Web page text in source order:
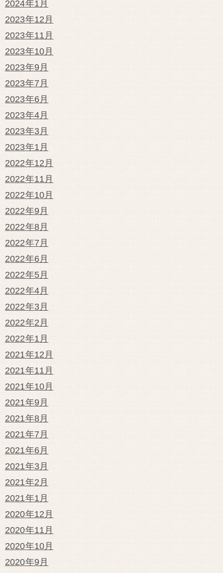
2024年1月
2023年12月
2023年11月
2023年10月
2023年9月
2023年7月
2023年6月
2023年4月
2023年3月
2023年1月
2022年12月
2022年11月
2022年10月
2022年9月
2022年8月
2022年7月
2022年6月
2022年5月
2022年4月
2022年3月
2022年2月
2022年1月
2021年12月
2021年11月
2021年10月
2021年9月
2021年8月
2021年7月
2021年6月
2021年3月
2021年2月
2021年1月
2020年12月
2020年11月
2020年10月
2020年9月